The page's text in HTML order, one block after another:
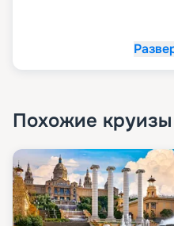
Похожие круизы